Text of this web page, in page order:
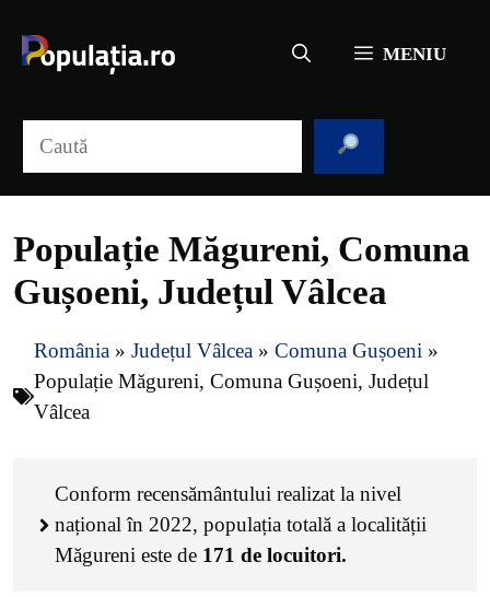
conținut
MENIU
Populație Măgureni, Comuna
Gușoeni, Județul Vâlcea
România » Județul Vâlcea » Comuna Gușoeni »
Populație Măgureni, Comuna Gușoeni, Județul
Vâlcea
Conform recensământului realizat la nivel
național în 2022, populația totală a localității
Măgureni este de 171 de locuitori.